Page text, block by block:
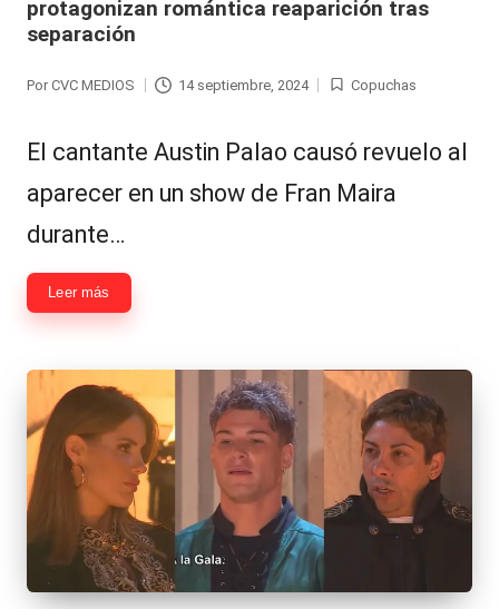
protagonizan romántica reaparición tras
separación
Publicado
Por CVC MEDIOS 14 septiembre, 2024
Publicada
Copuchas
El cantante Austin Palao causó revuelo al
aparecer en un show de Fran Maira
durante…
Leer más